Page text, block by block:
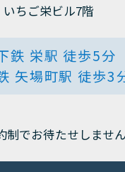
いちご栄ビル7階
鉄 栄駅 徒歩5分
矢場町駅 徒歩3
制でお待たせしません